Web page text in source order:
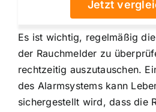
Jetzt
Es ist wichtig, regelmäßig
der Rauchmelder zu
rechtzeitig auszutauschen.
des Alarmsystems kann
sichergestellt wird, dass die